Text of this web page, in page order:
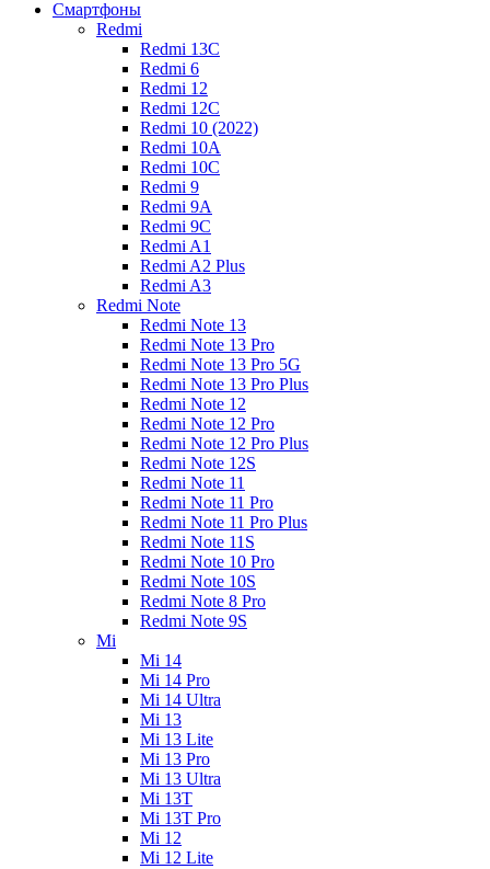
Смартфоны
Redmi
Redmi 13C
Redmi 6
Redmi 12
Redmi 12C
Redmi 10 (2022)
Redmi 10A
Redmi 10C
Redmi 9
Redmi 9A
Redmi 9C
Redmi A1
Redmi A2 Plus
Redmi A3
Redmi Note
Redmi Note 13
Redmi Note 13 Pro
Redmi Note 13 Pro 5G
Redmi Note 13 Pro Plus
Redmi Note 12
Redmi Note 12 Pro
Redmi Note 12 Pro Plus
Redmi Note 12S
Redmi Note 11
Redmi Note 11 Pro
Redmi Note 11 Pro Plus
Redmi Note 11S
Redmi Note 10 Pro
Redmi Note 10S
Redmi Note 8 Pro
Redmi Note 9S
Mi
Mi 14
Mi 14 Pro
Mi 14 Ultra
Mi 13
Mi 13 Lite
Mi 13 Pro
Mi 13 Ultra
Mi 13T
Mi 13T Pro
Mi 12
Mi 12 Lite